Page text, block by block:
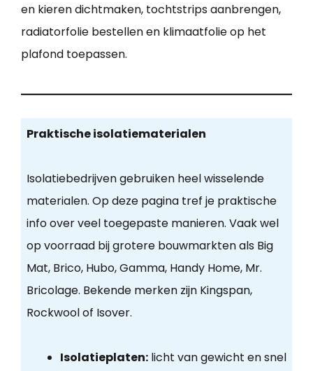
en kieren dichtmaken, tochtstrips aanbrengen,
radiatorfolie bestellen en klimaatfolie op het
plafond toepassen.
Praktische isolatiematerialen
Isolatiebedrijven gebruiken heel wisselende
materialen. Op deze pagina tref je praktische
info over veel toegepaste manieren. Vaak wel
op voorraad bij grotere bouwmarkten als Big
Mat, Brico, Hubo, Gamma, Handy Home, Mr.
Bricolage. Bekende merken zijn Kingspan,
Rockwool of Isover.
Isolatieplaten:licht van gewicht en snel